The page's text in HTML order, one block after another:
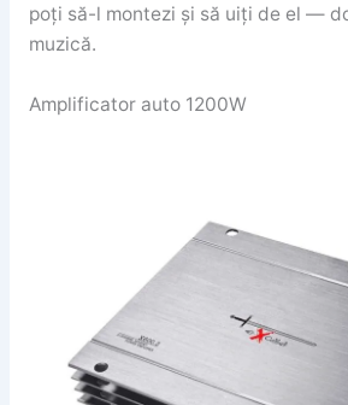
poți să-l montezi și să uiți de el —
muzică.
Amplificator auto 1200W